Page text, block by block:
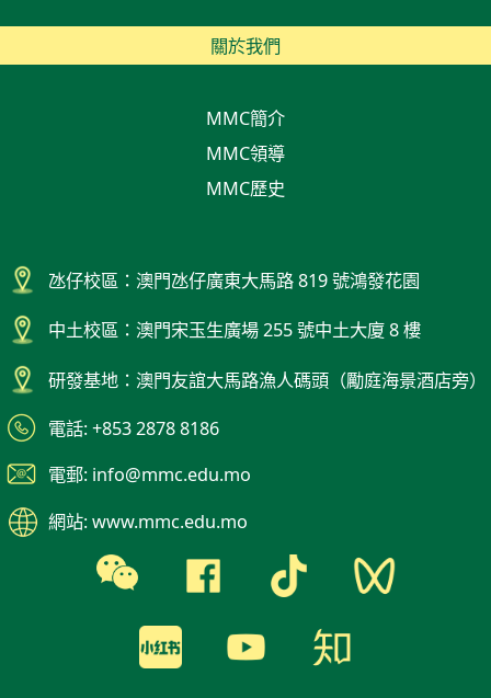
關於我們
MMC簡介
MMC領導
MMC歷史
氹仔校區：澳門氹仔廣東大馬路 819 號鴻發花園
中土校區：澳門宋玉生廣場 255 號中土大廈 8 樓
研發基地：澳門友誼大馬路漁人碼頭（勵庭海景酒店旁）
電話: +853 2878 8186
電郵: info@mmc.edu.mo
網站: www.mmc.edu.mo